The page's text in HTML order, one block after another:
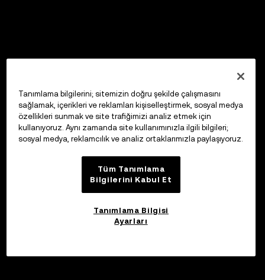
Tanımlama bilgilerini; sitemizin doğru şekilde çalışmasını
sağlamak, içerikleri ve reklamları kişiselleştirmek, sosyal medya
özellikleri sunmak ve site trafiğimizi analiz etmek için
kullanıyoruz. Aynı zamanda site kullanımınızla ilgili bilgileri;
sosyal medya, reklamcılık ve analiz ortaklarımızla paylaşıyoruz.
Tüm Tanımlama
Bilgilerini Kabul Et
Tanımlama Bilgisi
Ayarları